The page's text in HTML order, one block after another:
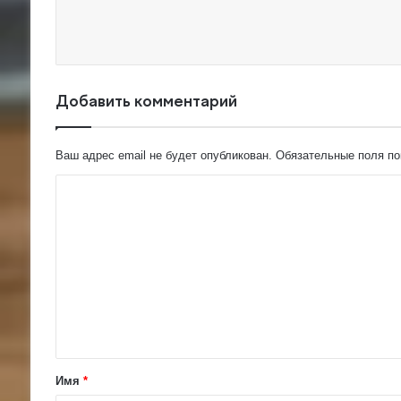
Добавить комментарий
Ваш адрес email не будет опубликован. Обязательные поля
аИмя *